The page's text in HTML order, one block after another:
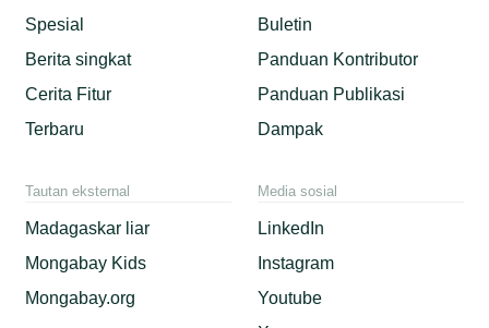
Spesial
Berita singkat
Cerita Fitur
Terbaru
Buletin
Panduan Kontributor
Panduan Publikasi
Dampak
Tautan eksternal
Madagaskar liar
Mongabay Kids
Mongabay.org
Media sosial
LinkedIn
Instagram
Youtube